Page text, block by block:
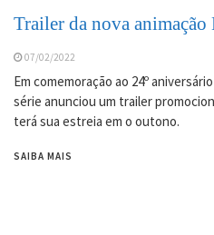
Trailer da nova
07/02/2022
Em comemoração ao 24º
série anunciou um trailer
terá sua estreia em o outono.
SAIBA MAIS